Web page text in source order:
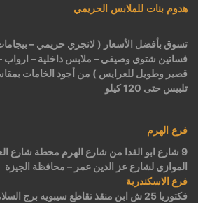
هدوم بنات للملابس الحريمي
تسوق بأفضل الأسعار ( لانجري حريمي –
فساتين شتوي وصيفي – ملابس داخلية – ارواب
قصير وطويل للعرايس ) من أجود الخامات
تلبيس حتى 120 كيلو
فرع الهرم
9 شارع ابو الفدا من شارع الهرم محطة شارع
الموازي لشارع عز الدين عمر – محافظة الجيزة
فرع الاسكندرية
فكتوريا 25 ش ابن منقذ تقاطع سيبويه برج